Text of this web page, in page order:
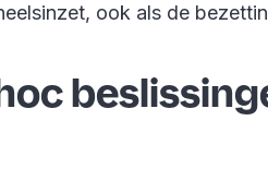
ook als de